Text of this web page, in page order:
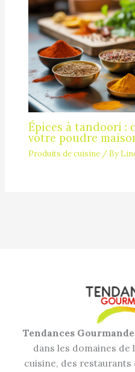
Épices à tandoori :
votre poudre
Produits de cuisine / By
Tendances
dans les domaines de
cuisine, des